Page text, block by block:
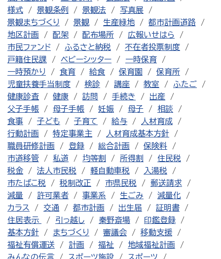
様式
景観条例 景観法
写真展
景観まちづくり
景観 生産緑地
都市計画道路
地区計画
配架 配布場所
広報いせはら
市民ファンド
ふるさと納税
不在者投票制度
戸籍住民課
ベビーシッター
一時保育
一時預かり
食育 給食 保育園
保育所
児童扶養手当制度
検診 講座 教室
ふたご
健康診査
健康 訪問 手続き
出産
父子手帳
母子手帳 妊娠 母子
相談
食事
子ども 子育て 給与
人材育成
行動計画
特定事業主
人材育成基本方針
職員研修計画
登録 総合計画
保険料
市道移管
私道 均等割 所得割
住民税
税金
法人市民税 軽自動車税
入湯税
市たばこ税
税制改正 市県民税
郵送請求
減量
許可業者 事業系 生ごみ
減量化
カラス
交通 都市計画 出生届
証明書
住居表示
引っ越し 秦野斎場
印鑑登録
基本方針
まちづくり 審議会
移動支援
福祉有償運送
計画 福祉
地域福祉計画
みんなの伝言
スポーツ施設
スポーツ